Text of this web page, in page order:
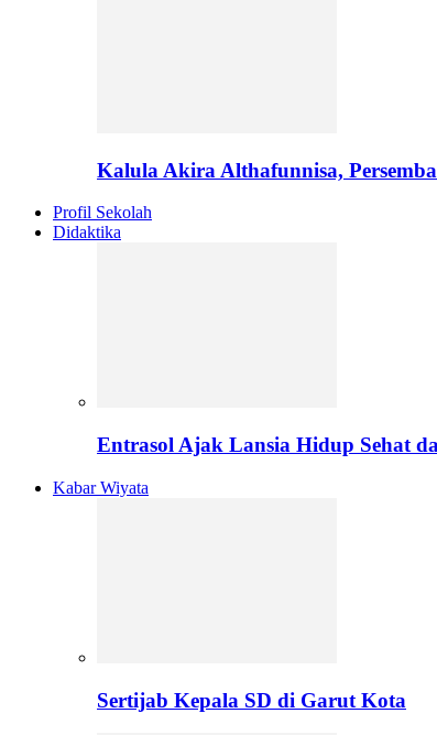
Kalula Akira Althafunnisa,
Profil Sekolah
Didaktika
Entrasol Ajak Lansia Hidup Sehat
Kabar Wiyata
Sertijab Kepala SD di Garut Kota